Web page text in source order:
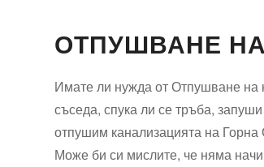
ОТПУШВАНЕ
Имате ли нужда от Отпушване на
съседа, спука ли се тръба,
отпушим канализацията на
Може би си мислите, че няма